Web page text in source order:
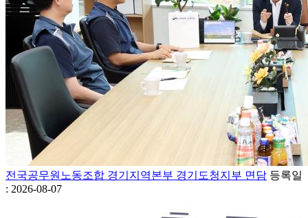
전국공무원노동조합 경기지역본부 경기도청지부 면담 등록일
: 2026-08-07